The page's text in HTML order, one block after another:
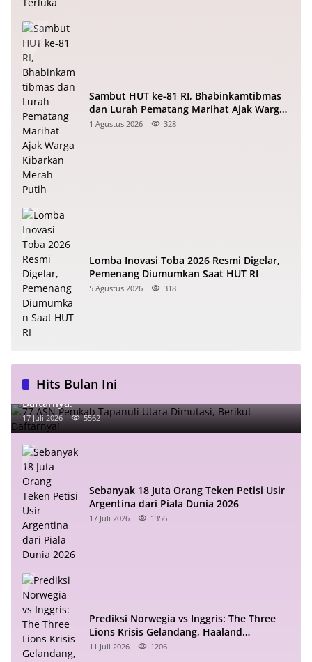
Sambut HUT ke-81 RI, Bhabinkamtibmas
dan Lurah Pematang Marihat Ajak Warga
Kibarkan Merah Putih
1 Agustus 2026 328
Lomba Inovasi Toba 2026 Resmi Digelar,
Pemenang Diumumkan Saat HUT RI
5 Agustus 2026 318
Hits Bulan Ini
77 ASN Pemkab Tapanuli Utara Dimutasi, Berikut
Daftarnya!
17 Juli 2026 5562
Sebanyak 18 Juta Orang Teken Petisi Usir
Argentina dari Piala Dunia 2026
17 Juli 2026 1356
Prediksi Norwegia vs Inggris: The Three
Lions Krisis Gelandang, Haaland
Mengintai
11 Juli 2026 1206